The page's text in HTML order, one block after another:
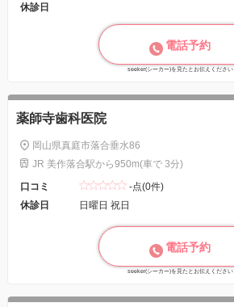
休診日
電話予約
seeker(シーカー)を見たとお伝えください
薬師寺歯科医院
岡山県真庭市落合垂水86
JR 美作落合駅から950m(車で 3分)
口コミ
-点(0件)
休診日
日曜日 祝日
電話予約
seeker(シーカー)を見たとお伝えください